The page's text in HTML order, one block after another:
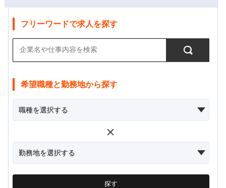
フリーワードで求人を探す
希望職種と勤務地から探す
探す